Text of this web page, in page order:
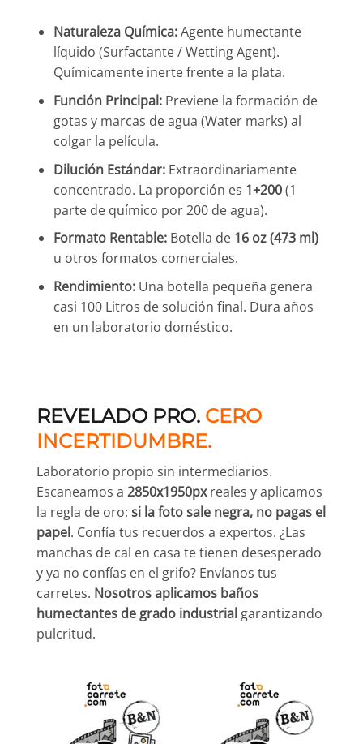
Naturaleza Química:Agente humectante
líquido (Surfactante / Wetting Agent).
Químicamente inerte frente a la plata.
Función Principal:Previene la formación de
gotas y marcas de agua (Water marks) al
colgar la película.
Dilución Estándar:Extraordinariamente
concentrado. La proporción es 1+200(1
parte de químico por 200 de agua).
Formato Rentable:Botella de 16 oz (473 ml)
u otros formatos comerciales.
Rendimiento:Una botella pequeña genera
casi 100 Litros de solución final. Dura años
en un laboratorio doméstico.
REVELADO PRO. CERO
INCERTIDUMBRE.
Laboratorio propio sin intermediarios.
Escaneamos a 2850x1950pxreales y aplicamos
la regla de oro: si la foto sale negra, no pagas el
papel. Confía tus recuerdos a expertos. ¿Las
manchas de cal en casa te tienen desesperado
y ya no confías en el grifo? Envíanos tus
carretes. Nosotros aplicamos baños
humectantes de grado industrial garantizando
pulcritud.